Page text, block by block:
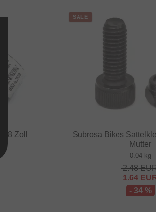
Zoll
SALE
Subrosa Bikes
Mutter
0.04 kg
2.48
1.64
- 34 %